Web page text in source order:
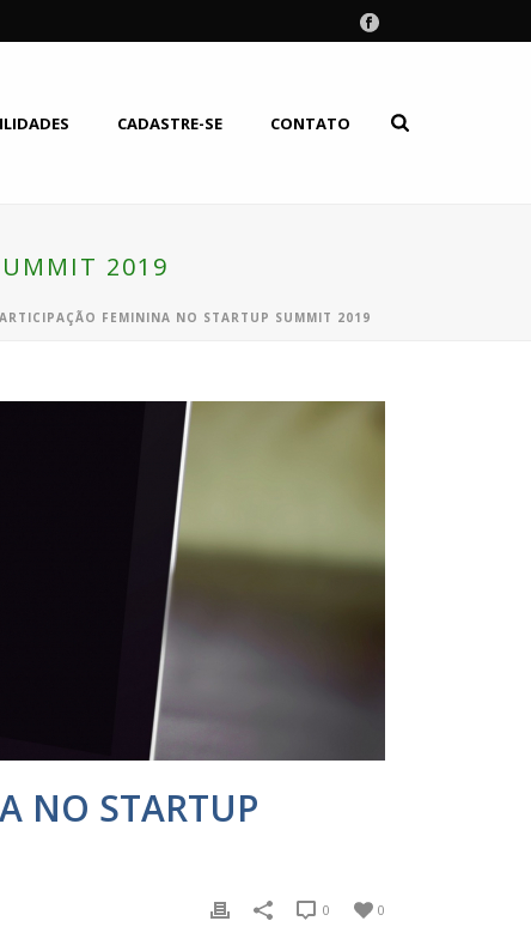
CADASTRE-SE CONTATO
2019
FEMININA NO STARTUP SUMMIT 2019
NO STARTUP
0
0